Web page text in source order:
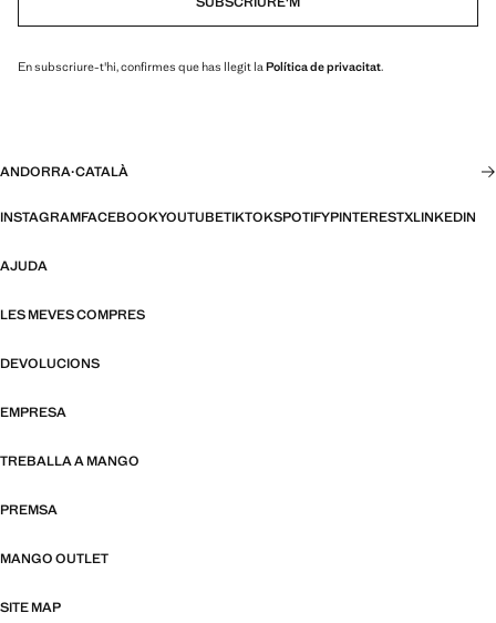
En subscriure-t'hi, confirmes que has llegit la Política de privacitat.
ANDORRA·CATALÀ
INSTAGRAMFACEBOOKYOUTUBETIKTOKSPOTIFYPINTERESTXLINKEDIN
AJUDA
LES MEVES COMPRES
DEVOLUCIONS
EMPRESA
TREBALLA A MANGO
PREMSA
MANGO OUTLET
SITE MAP